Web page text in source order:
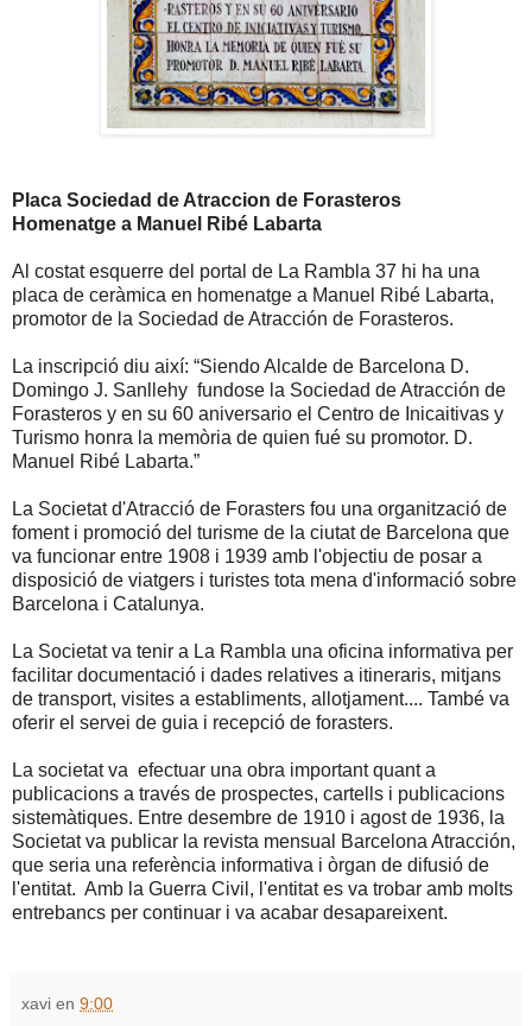
Placa Sociedad de Atraccion de Forasteros
Homenatge a Manuel Ribé Labarta
Al costat esquerre del portal de La Rambla 37 hi ha una
placa de ceràmica en homenatge a Manuel Ribé Labarta,
promotor de la Sociedad de Atracción de Forasteros.
La inscripció diu així: “Siendo Alcalde de Barcelona D.
Domingo J. Sanllehy fundose la Sociedad de Atracción de
Forasteros y en su 60 aniversario el Centro de Inicaitivas y
Turismo honra la memòria de quien fué su promotor. D.
Manuel Ribé Labarta.”
La Societat d'Atracció de Forasters fou una organització de
foment i promoció del turisme de la ciutat de Barcelona que
va funcionar entre 1908 i 1939 amb l'objectiu de posar a
disposició de viatgers i turistes tota mena d'informació sobre
Barcelona i Catalunya.
La Societat va tenir a La Rambla una oficina informativa per
facilitar documentació i dades relatives a itineraris, mitjans
de transport, visites a establiments, allotjament.... També va
oferir el servei de guia i recepció de forasters.
La societat va efectuar una obra important quant a
publicacions a través de prospectes, cartells i publicacions
sistemàtiques. Entre desembre de 1910 i agost de 1936, la
Societat va publicar la revista mensual Barcelona Atracción,
que seria una referència informativa i òrgan de difusió de
l'entitat. Amb la Guerra Civil, l'entitat es va trobar amb molts
entrebancs per continuar i va acabar desapareixent.
xavi en 9:00